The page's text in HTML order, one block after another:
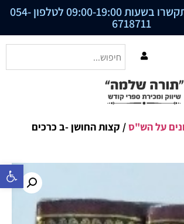
פתח סרגל
09:00-19:00 לטלפון 054-
6718711
על הש"ס/ קצות החושן -ב כרכים